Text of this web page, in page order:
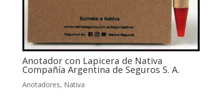
Anotador con Lapicera de Nativa
Compañía Argentina de Seguros S. A.
Anotadores, Nativa